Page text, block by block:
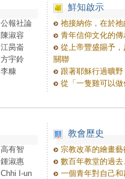
公報社論
陳淑容
江昺崙
方宇鈴
李糠
鮮知啟示
祂接納你，在於祂
青年信仰文化的傳
從上帝豐盛賜予，
關聯
跟著耶穌行過曠野
從「一隻雞可以做
高有智
鍾淑惠
Chhi I-un
教會歷史
宗教改革的繪畫藝
數百年教堂的過去
一個青年對自己和